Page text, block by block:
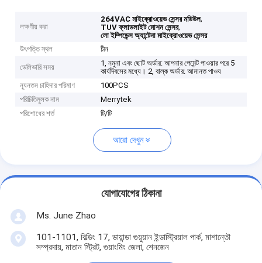
লক্ষণীয় করা
264VAC মাইক্রোওয়েভ সেন্সর মডিউল,
TUV ফ্লাডলাইট মোশন সেন্সর,
লো ইম্পিডেন্স অ্যান্টেনা মাইক্রোওয়েভ সেন্সর
উৎপত্তি স্থল
চীন
ডেলিভারি সময়
1, নমুনা এবং ছোট অর্ডার: আপনার পেমেন্ট পাওয়ার পরে 5
কার্যদিবসের মধ্যে। 2, বাল্ক অর্ডার: আমানত পাওয
ন্যূনতম চাহিদার পরিমাণ
100PCS
পরিচিতিমুলক নাম
Merrytek
পরিশোধের শর্ত
টি/টি
আরো দেখুন
যোগাযোগের ঠিকানা
Ms. June Zhao
101-1101, বিল্ডিং 17, ডায়ান্ডা গুয়ুয়ান ইন্ডাস্ট্রিয়াল পার্ক, মাশান্তৌ
সম্প্রদায়, মাতান স্ট্রিট, গুয়াংমিং জেলা, শেনজেন